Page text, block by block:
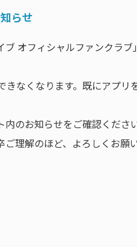
らせ
オフィシャルファンクラ
なくなります。既にアプリ
のお知らせをご確認ください
理解のほど、よろしくお願